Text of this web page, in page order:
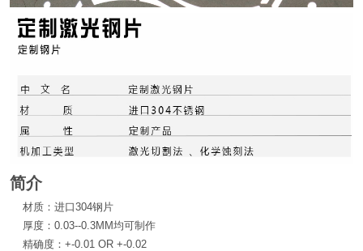
简介
材质：进口304钢片
厚度：0.03--0.3MM均可制作
精确度：+-0.01 OR +-0.02